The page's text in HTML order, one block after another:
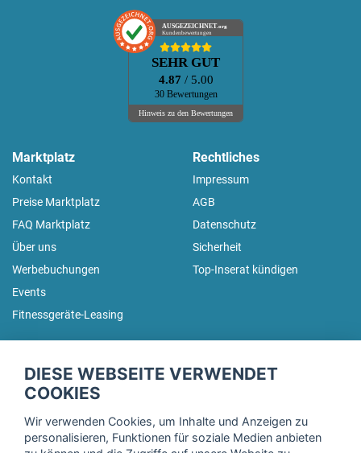
AUSGEZEICHNET.org
Kundenbewertungen
SEHR GUT
4.87 / 5.00
30 Bewertungen
Hinweis zu den Bewertungen
Marktplatz
Kontakt
Preise Marktplatz
FAQ Marktplatz
Über uns
Werbebuchungen
Events
Fitnessgeräte-Leasing
Rechtliches
Impressum
AGB
Datenschutz
Sicherheit
Top-Inserat kündigen
Trage dich hier für unseren Newsletter ein und erhalte regelmäßig
DIESE WEBSEITE VERWENDET
COOKIES
Wir verwenden Cookies, um Inhalte und Anzeigen zu
personalisieren, Funktionen für soziale Medien anbieten